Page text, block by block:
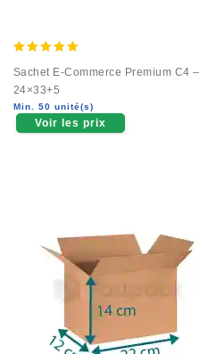
out of 5
Sachet E-Commerce Premium C4 –
24×33+5
Min. 50 unité(s)
Voir les prix